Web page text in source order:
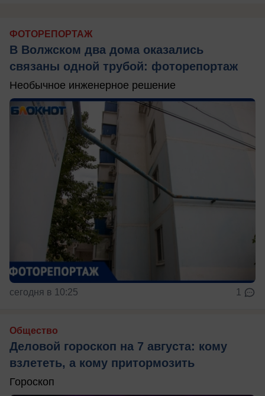
ФОТОРЕПОРТАЖ
В Волжском два дома оказались
связаны одной трубой: фоторепортаж
Необычное инженерное решение
сегодня в 10:25 1
Общество
Деловой гороскоп на 7 августа: кому
взлететь, а кому притормозить
Гороскоп